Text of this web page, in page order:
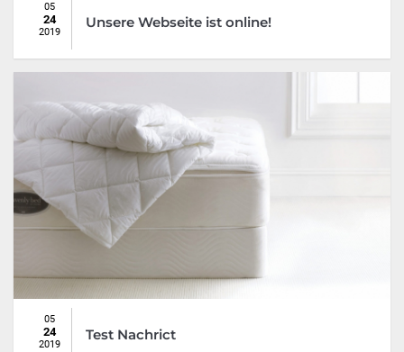
05
24
2019
Unsere Webseite ist online!
05
24
2019
Test Nachrict